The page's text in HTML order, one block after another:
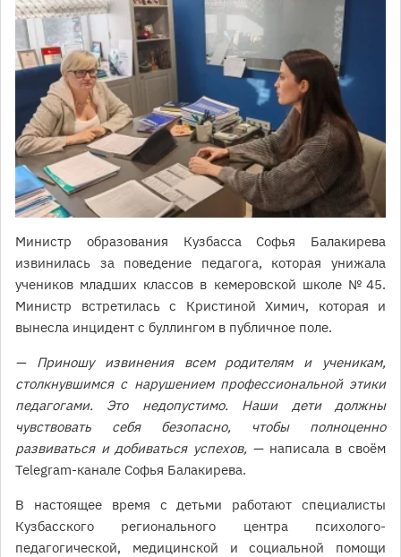
Министр образования Кузбасса Софья Балакирева
извинилась за поведение педагога, которая унижала
учеников младших классов в кемеровской школе № 45.
Министр встретилась с Кристиной Химич, которая и
вынесла инцидент с буллингом в публичное поле.
— Приношу извинения всем родителям и ученикам,
столкнувшимся с нарушением профессиональной этики
педагогами. Это недопустимо. Наши дети должны
чувствовать себя безопасно, чтобы полноценно
развиваться и добиваться успехов, —написала в своём
Telegram-канале Софья Балакирева.
В настоящее время с детьми работают специалисты
Кузбасского регионального центра психолого-
педагогической, медицинской и социальной помощи